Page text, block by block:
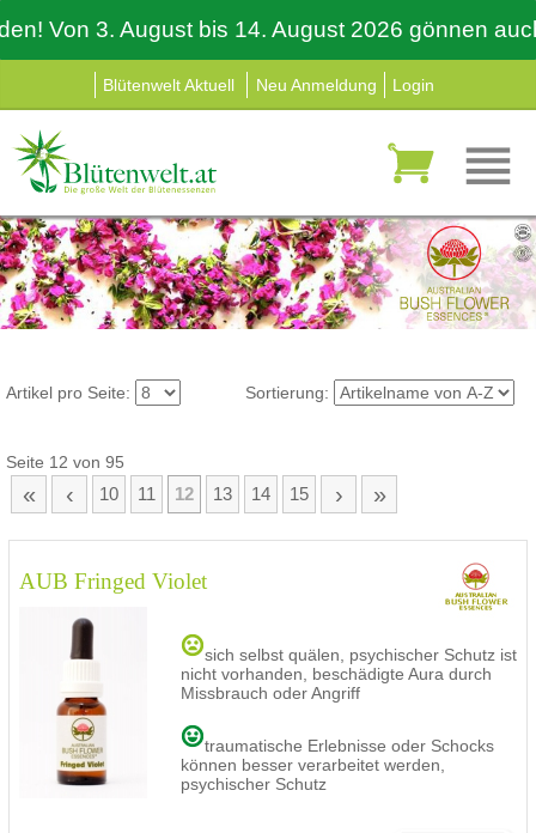
Von 3. August bis 14. August 2026 gönnen auch
Blütenwelt Aktuell Neu Anmeldung Login
Artikel pro Seite: Sortierung:
Seite 12 von 95
« ‹ 10 11 12 13 14 15 › »
AUB Fringed Violet
sich selbst quälen, psychischer Schutz ist
nicht vorhanden, beschädigte Aura durch
Missbrauch oder Angriff
traumatische Erlebnisse oder Schocks
können besser verarbeitet werden,
psychischer Schutz